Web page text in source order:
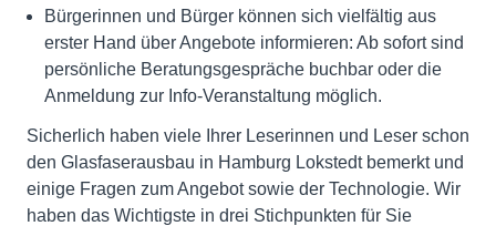
Bürgerinnen und Bürger können sich vielfältig aus
erster Hand über Angebote informieren: Ab sofort sind
persönliche Beratungsgespräche buchbar oder die
Anmeldung zur Info-Veranstaltung möglich.
Sicherlich haben viele Ihrer Leserinnen und Leser schon
den Glasfaserausbau in Hamburg Lokstedt bemerkt und
einige Fragen zum Angebot sowie der Technologie. Wir
haben das Wichtigste in drei Stichpunkten für Sie